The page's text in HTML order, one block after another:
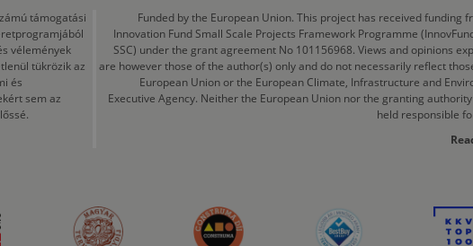
támogatási
vélemények
tükrözik az
és
sem az
Funded by the European Union. This project has received funding
Innovation Fund Small Scale Projects Framework Programme
SSC) under the grant agreement No 101156968. Views and opinions
are however those of the author(s) only and do not necessarily reflect
European Union or the European Climate, Infrastructure and
Executive Agency. Neither the European Union nor the granting
held responsible